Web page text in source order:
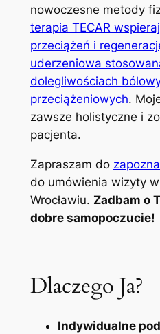
nowoczesne metody
terapia TECAR
przeciążeń i
uderzeniowa
dolegliwościach
przeciążeniowych.
zawsze holistyczne i
pacjenta.
Zapraszam do
do umówienia wizyty
Wrocławiu. Zadbam o
dobre samopoczucie!
Dlaczego Ja?
Indywidualne